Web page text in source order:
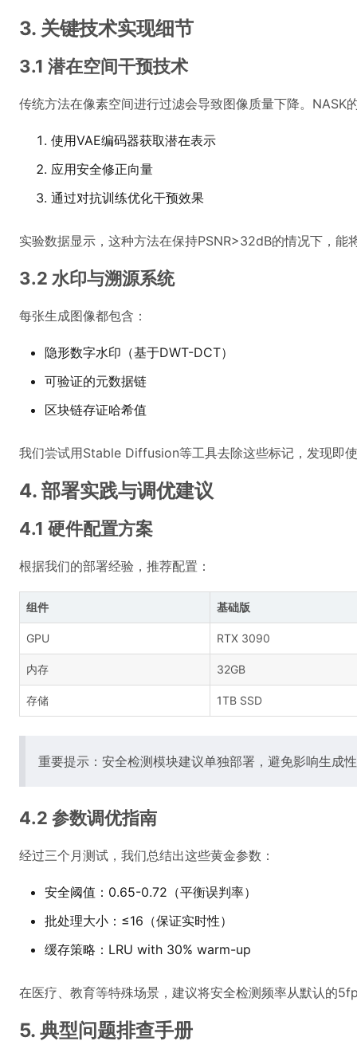
3. 关键技术实现细节
3.1 潜在空间干预技术
传统方法在像素空间进行过滤会导致图像质量下降。NASK
使用VAE编码器获取潜在表示
应用安全修正向量
通过对抗训练优化干预效果
实验数据显示，这种方法在保持PSNR>32dB的情况下，能
3.2 水印与溯源系统
每张生成图像都包含：
隐形数字水印（基于DWT-DCT）
可验证的元数据链
区块链存证哈希值
我们尝试用Stable Diffusion等工具去除这些标记，发现即
4. 部署实践与调优建议
4.1 硬件配置方案
根据我们的部署经验，推荐配置：
组件 基础版
GPU RTX 3090
内存 32GB
存储 1TB SSD
重要提示：安全检测模块建议单独部署，避免影响生成
4.2 参数调优指南
经过三个月测试，我们总结出这些黄金参数：
安全阈值：0.65-0.72（平衡误判率）
批处理大小：≤16（保证实时性）
缓存策略：LRU with 30% warm-up
在医疗、教育等特殊场景，建议将安全检测频率从默认的
5. 典型问题排查手册